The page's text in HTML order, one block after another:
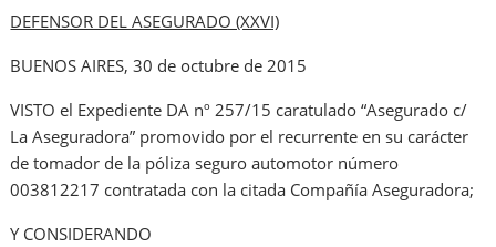
DEFENSOR DEL ASEGURADO (XXVI)
BUENOS AIRES, 30 de octubre de 2015
VISTO el Expediente DA nº 257/15 caratulado “Asegurado c/
La Aseguradora” promovido por el recurrente en su carácter
de tomador de la póliza seguro automotor número
003812217 contratada con la citada Compañía Aseguradora;
Y CONSIDERANDO